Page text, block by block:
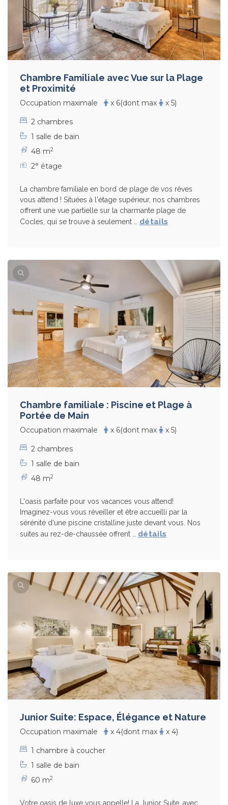
Chambre Familiale avec Vue sur la Plage
et Proximité
Occupation maximale x 6(dont max x 5)
2 chambres
1 salle de bain
48 m2
2° étage
La chambre familiale en bord de plage de vos rêves
vous attend ! Situées à l'étage supérieur, nos chambres
offrent une vue partielle sur la charmante plage de
Cocles, qui se trouve à seulement … détails
Chambre familiale : Piscine et Plage à
Portée de Main
Occupation maximale x 6(dont max x 5)
2 chambres
1 salle de bain
48 m2
L'oasis parfaite pour vos vacances vous attend!
Imaginez-vous vous réveiller et être accueilli par la
sérénité d'une piscine cristalline juste devant vous. Nos
suites au rez-de-chaussée offrent … détails
Junior Suite: Espace, Élégance et Nature
Occupation maximale x 4(dont max x 4)
1 chambre à coucher
1 salle de bain
60 m2
Votre oasis de luxe vous appelle! La Junior Suite, avec